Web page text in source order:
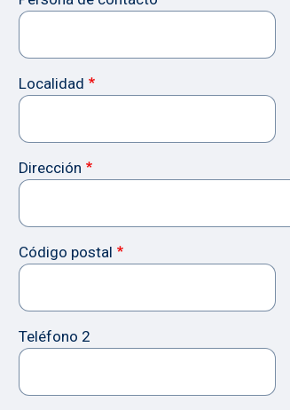
Localidad
Dirección
Código postal
Teléfono 2